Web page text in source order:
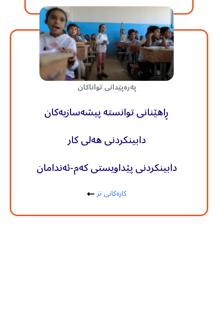
پەرەپێدانی تواناکان
ڕاهێنانی توانستە پیشەسازیەکان
دابینکردنی هەلی کار
دابینکردنی پێداویستی کەم-ئەندامان
کارەکانی تر